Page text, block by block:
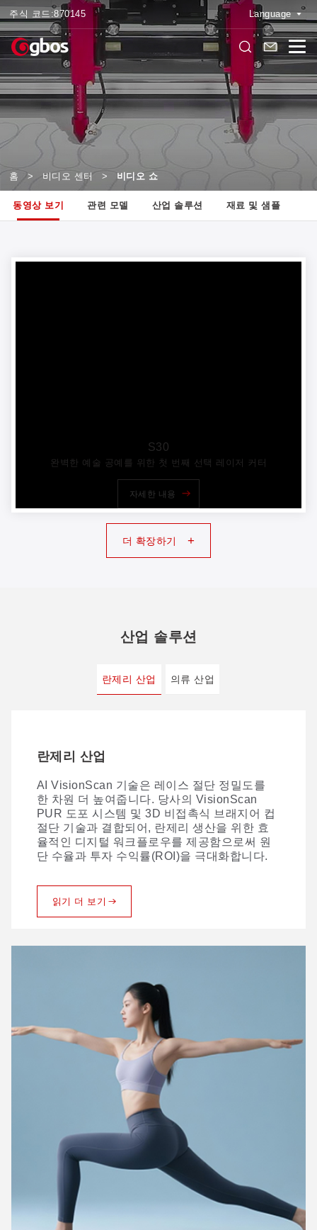
주식 코드:870145 Language
홈 > 비디오 센터 > 비디오 쇼
동영상 보기 관련 모델 산업 솔루션 재료 및 샘플
S30
완벽한 예술 공예를 위한 첫 번째 선택 레이저 커터
자세한 내용
더 확장하기 +
산업 솔루션
란제리 산업 의류 산업
란제리 산업
AI VisionScan 기술은 레이스 절단 정밀도를
한 차원 더 높여줍니다. 당사의 VisionScan
PUR 도포 시스템 및 3D 비접촉식 브래지어 컵
절단 기술과 결합되어, 란제리 생산을 위한 효
율적인 디지털 워크플로우를 제공함으로써 원
단 수율과 투자 수익률(ROI)을 극대화합니다.
읽기 더 보기
의류 산업
종합적인 디지털 절단 — 모든 층에서 정밀함을
구현합니다. 혁신적인 공정 솔루션을 통해 당사
는 원단 생산의 디지털 전환을 주도하며, 단층
에서 다층에 이르기까지 흠잡을 데 없는 절단
품질을 제공합니다.
읽기 더 보기